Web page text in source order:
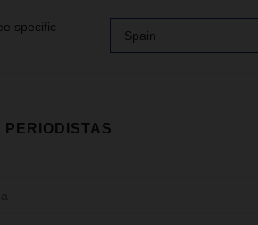
specific
Spain
PERIODISTAS